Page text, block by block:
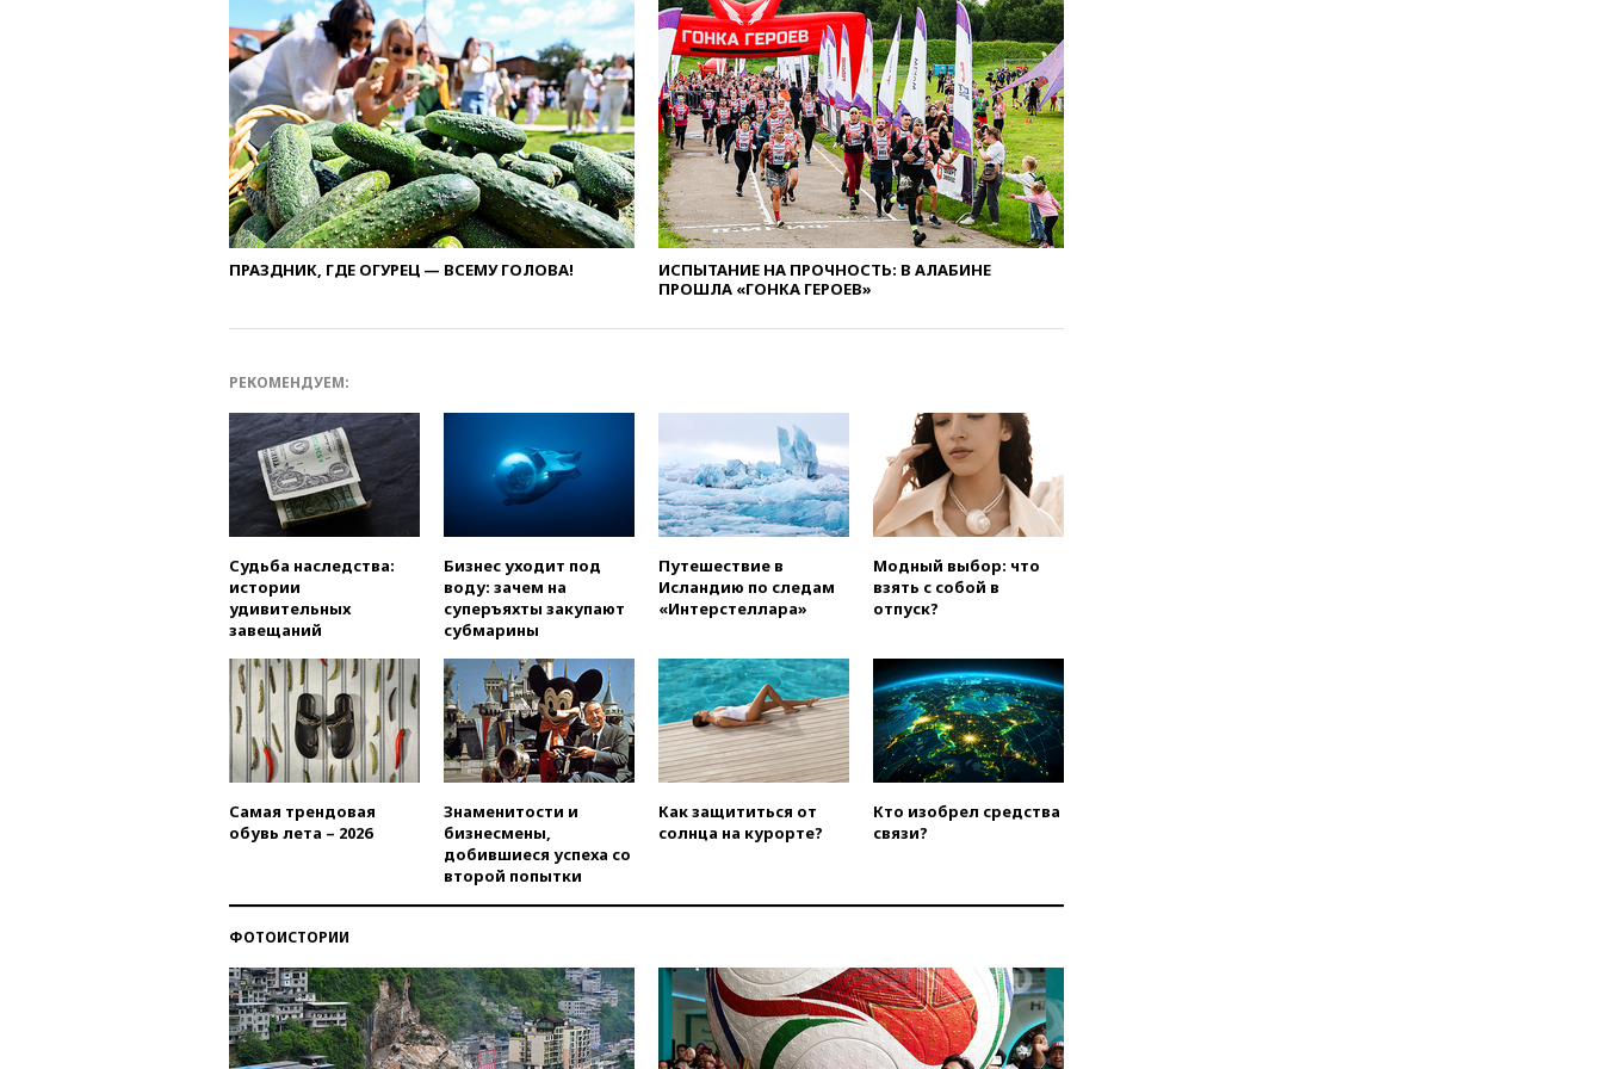
в Госдепе, чтобы «вести
войну»
01:35Мигрант погиб при
попытке попасть из Марокко в
Сеуту на параплане
00:30FT: ЕС не готов принять в
блок Украину из-за уровня
коррупции
вчера, 23:35Лукашенко
объяснил экономическую
выгоду безвизового режима с
скульптуру балерины
вчера, 22:45Литовец
протаранил погранпункт при
попытке попасть в Россию
вчера, 22:28Бессент
соглашение о прекращении
огня США и Ирана
при нападении в Чехии
вчера, 22:00Путин поручил
выделить средства на новые
РЛС для Белгородской
области
вчера, 21:56 The Atlantic: Маск
отказал Украине в
вчера, 21:35После пожара на
вчера, 21:26Лидеры сборной
РФ по гимнастике получили
официальный отказ в визах от
Хорватии
ПРАЗДНИК, ГДЕ ОГУРЕЦ — ВСЕМУ ГОЛОВА!
ИСПЫТАНИЕ НА ПРОЧНОСТЬ: В АЛАБИНЕ
ПРОШЛА «ГОНКА ГЕРОЕВ»
РЕКОМЕНДУЕМ:
Судьба наследства:
истории
удивительных
завещаний
Бизнес уходит под
воду: зачем на
суперъяхты закупают
субмарины
Путешествие в
Исландию по следам
«Интерстеллара»
Модный выбор: что
взять с собой в
отпуск?
Самая трендовая
обувь лета – 2026
Знаменитости и
бизнесмены,
добившиеся успеха со
второй попытки
Как защититься от
солнца на курорте?
Кто изобрел средства
связи?
ФОТОИСТОРИИ